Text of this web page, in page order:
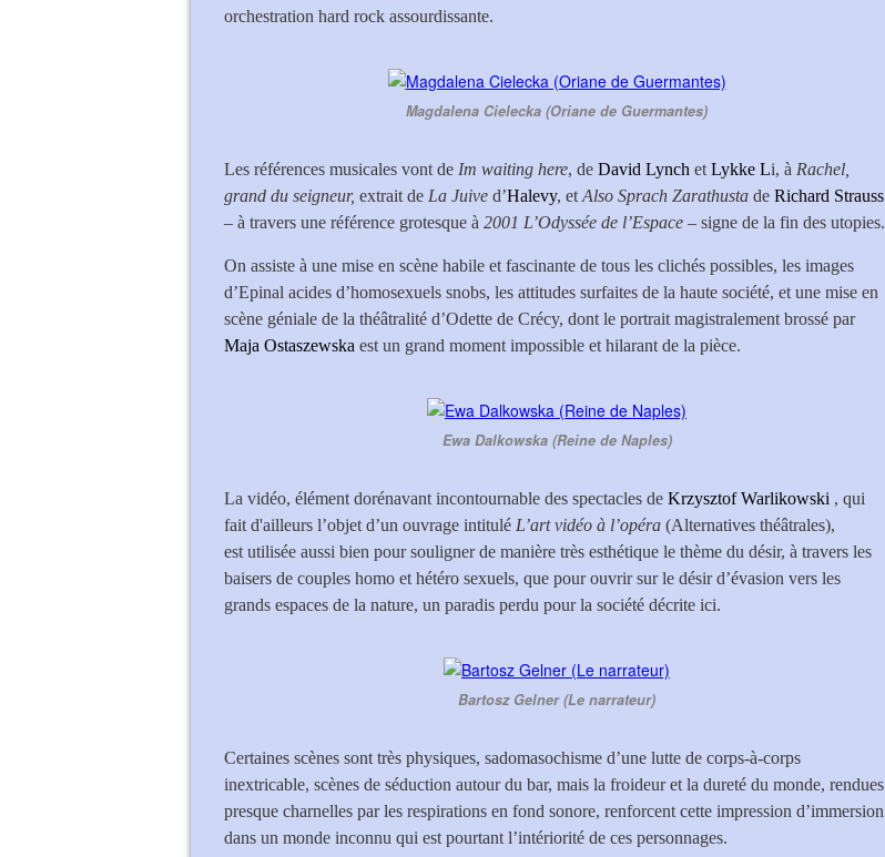
orchestration hard rock assourdissante.
Magdalena Cielecka (Oriane de Guermantes)
Les références musicales vont de Im waiting here, de David Lynch et Lykke Li, à Rachel,
grand du seigneur, extrait de La Juive d’Halevy, et Also Sprach Zarathusta de Richard Strauss
– à travers une référence grotesque à 2001 L’Odyssée de l’Espace – signe de la fin des utopies.
On assiste à une mise en scène habile et fascinante de tous les clichés possibles, les images
d’Epinal acides d’homosexuels snobs, les attitudes surfaites de la haute société, et une mise en
scène géniale de la théâtralité d’Odette de Crécy, dont le portrait magistralement brossé par
Maja Ostaszewska est un grand moment impossible et hilarant de la pièce.
Ewa Dalkowska (Reine de Naples)
La vidéo, élément dorénavant incontournable des spectacles de Krzysztof Warlikowski , qui
fait d'ailleurs l’objet d’un ouvrage intitulé L’art vidéo à l’opéra (Alternatives théâtrales),
est utilisée aussi bien pour souligner de manière très esthétique le thème du désir, à travers les
baisers de couples homo et hétéro sexuels, que pour ouvrir sur le désir d’évasion vers les
grands espaces de la nature, un paradis perdu pour la société décrite ici.
Bartosz Gelner (Le narrateur)
Certaines scènes sont très physiques, sadomasochisme d’une lutte de corps-à-corps
inextricable, scènes de séduction autour du bar, mais la froideur et la dureté du monde, rendues
presque charnelles par les respirations en fond sonore, renforcent cette impression d’immersion
dans un monde inconnu qui est pourtant l’intériorité de ces personnages.